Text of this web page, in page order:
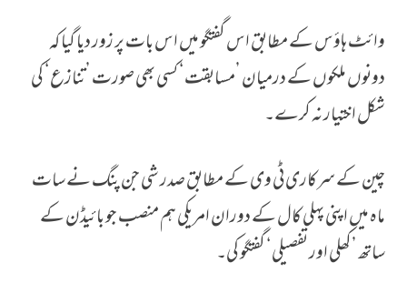
وائٹ ہاؤس کے مطابق اس گفتگو میں اس بات پر زور دیا گیا کہ
دونوں ملکوں کے درمیان ’مسابقت‘ کسی بھی صورت ’تنازع‘ کی
شکل اختیار نہ کرے۔
چین کے سرکاری ٹی وی کے مطابق صدر شی جن پنگ نے سات
ماہ میں اپنی پہلی کال کے دوران امریکی ہم منصب جو بائیڈن کے
ساتھ ’کھلی اور تفصیلی‘ گفتگو کی۔